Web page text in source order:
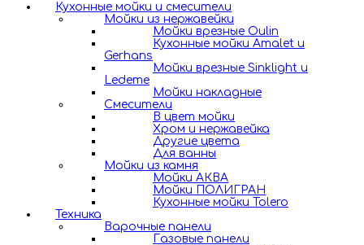
Кухонные мойки и смесители
Мойки из нержавейки
Мойки врезные Oulin
Кухонные мойки Amalet и
Gerhans
Мойки врезные Sinklight и
Ledeme
Мойки накладные
Смесители
В цвет мойки
Хром и нержавейка
Другие цвета
Для ванны
Мойки из камня
Мойки АКВА
Мойки ПОЛИГРАН
Кухонные мойки Tolero
Техника
Варочные панели
Газовые панели